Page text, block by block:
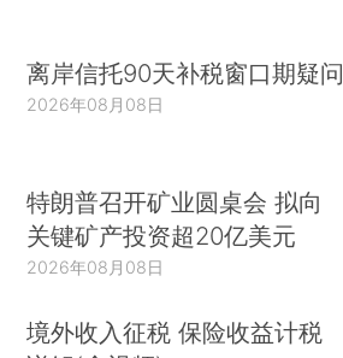
离岸信托90天补税窗口期疑问
2026年08月08日
特朗普召开矿业圆桌会 拟向
关键矿产投资超20亿美元
2026年08月08日
境外收入征税 保险收益计税